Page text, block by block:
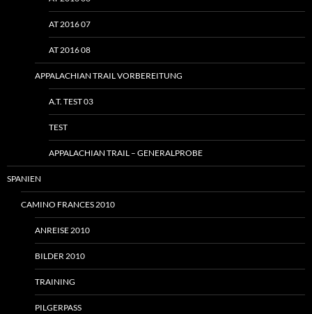
AT 2016 07
AT 2016 08
APPALACHIAN TRAIL VORBEREITUNG
A.T. TEST 03
TEST
APPALACHIAN TRAIL – GENERALPROBE
SPANIEN
CAMINO FRANCES 2010
ANREISE 2010
BILDER 2010
TRAINING
PILGERPASS